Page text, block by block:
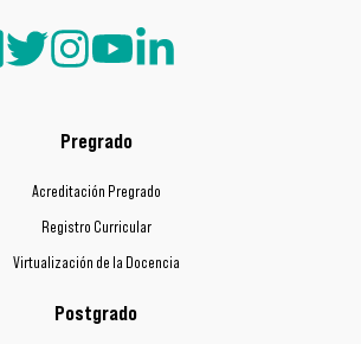
Pregrado
Acreditación Pregrado
Registro Curricular
Virtualización de la Docencia
Postgrado